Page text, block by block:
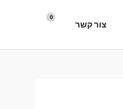
צור קשר